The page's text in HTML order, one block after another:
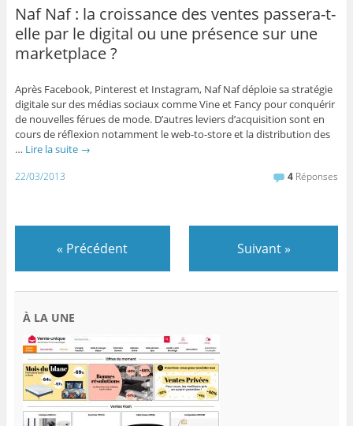
Naf Naf : la croissance des ventes passera-t-
elle par le digital ou une présence sur une
marketplace ?
Après Facebook, Pinterest et Instagram, Naf Naf déploie sa stratégie
digitale sur des médias sociaux comme Vine et Fancy pour conquérir
de nouvelles férues de mode. D’autres leviers d’acquisition sont en
cours de réflexion notamment le web-to-store et la distribution des
… Lire la suite →
22/03/2013 4 Réponses
« Précédent Suivant»
À LA UNE